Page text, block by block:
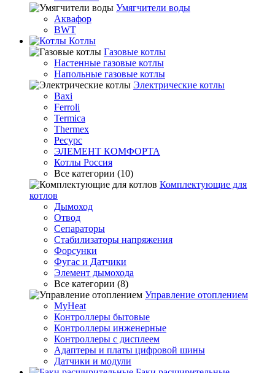
Умягчители воды
Аквафор
BWT
Котлы
Гaзовые котлы
Настенные газовые котлы
Напольные газовые котлы
Электрические котлы
Baxi
Ferroli
Termica
Thermex
Ресурс
ЭЛЕМЕНТ КОМФОРТА
Котлы Россия
Все категории (10)
Комплектующие для
котлов
Дымоход
Отвод
Сепараторы
Стабилизаторы напряжения
Форсунки
Фугас и Датчики
Элемент дымохода
Все категории (8)
Управление отоплением
MyHeat
Контроллеры бытовые
Контроллеры инженерные
Контроллеры с дисплеем
Адаптеры и платы цифровой шины
Датчики и модули